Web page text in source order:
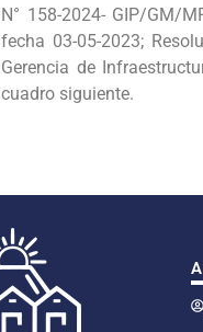
N° 158-2024- GIP/GM/
fecha 03-05-2023;
Gerencia de
cuadro siguiente.